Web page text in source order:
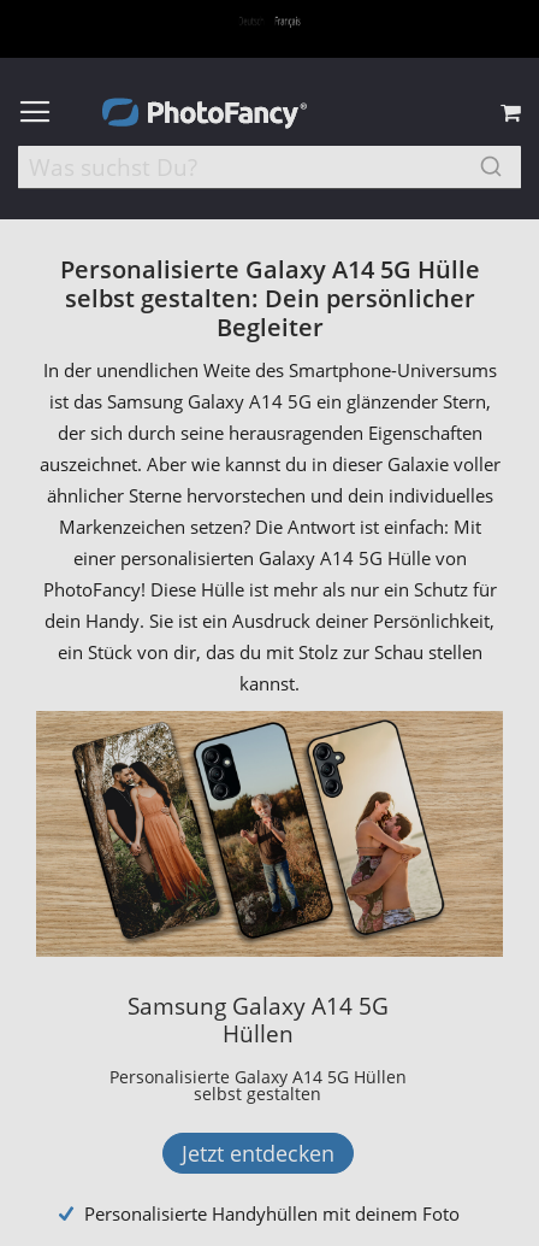
Personalisierte Galaxy A14 5G Hülle
selbst gestalten: Dein persönlicher
Begleiter
In der unendlichen Weite des Smartphone-Universums
ist das Samsung Galaxy A14 5G ein glänzender Stern,
der sich durch seine herausragenden Eigenschaften
auszeichnet. Aber wie kannst du in dieser Galaxie voller
ähnlicher Sterne hervorstechen und dein individuelles
Markenzeichen setzen? Die Antwort ist einfach: Mit
einer personalisierten Galaxy A14 5G Hülle von
PhotoFancy! Diese Hülle ist mehr als nur ein Schutz für
dein Handy. Sie ist ein Ausdruck deiner Persönlichkeit,
ein Stück von dir, das du mit Stolz zur Schau stellen
kannst.
Samsung Galaxy A14 5G
Hüllen
Personalisierte Galaxy A14 5G Hüllen
selbst gestalten
Jetzt entdecken
Personalisierte Handyhüllen mit deinem Foto